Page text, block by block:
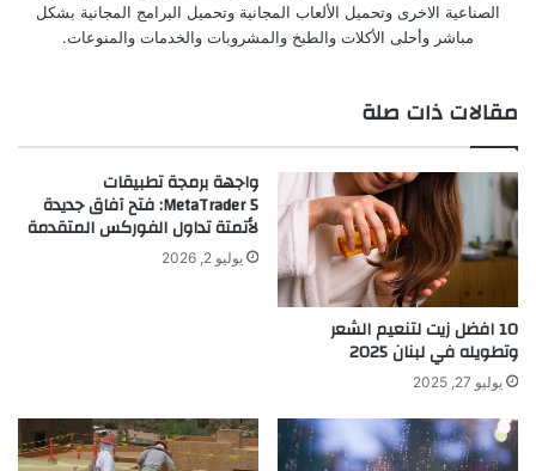
الصناعية الاخرى وتحميل الألعاب المجانية وتحميل البرامج المجانية بشكل
مباشر وأحلى الأكلات والطبخ والمشروبات والخدمات والمنوعات.
مقالات ذات صلة
10 افضل زيت لتنعيم الشعر
وتطويله​ في لبنان 2025
يوليو 27, 2025
واجهة برمجة تطبيقات
MetaTrader 5: فتح آفاق جديدة
لأتمتة تداول الفوركس المتقدمة
يوليو 2, 2026